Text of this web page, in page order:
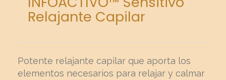
Relajante Capilar
Potente relajante capilar que aporta los
elementos necesarios para relajar y calmar